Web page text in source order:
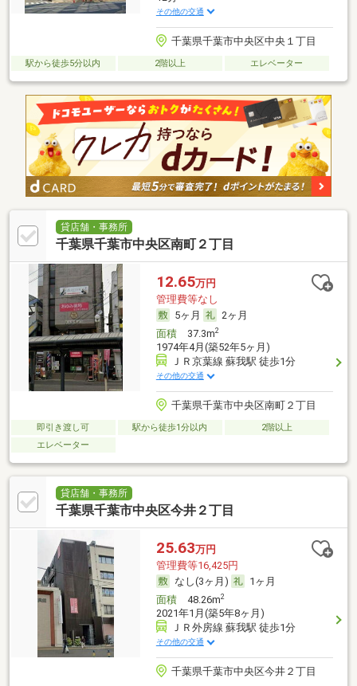
その他の交通
千葉県千葉市中央区中央１丁目
駅から徒歩5分以内 2階以上 エレベーター
貸店舗・事務所
千葉県千葉市中央区南町２丁目
12.65万円
管理費等なし
5ヶ月
2ヶ月
面積37.3m2
1974年4月(築52年5ヶ月)
ＪＲ京葉線 蘇我駅 徒歩1分
その他の交通
千葉県千葉市中央区南町２丁目
即引き渡し可 駅から徒歩1分以内
2階以上
エレベーター
貸店舗・事務所
千葉県千葉市中央区今井２丁目
25.63万円
管理費等16,425円
なし(3ヶ月)
1ヶ月
面積48.26m2
2021年1月(築5年8ヶ月)
ＪＲ外房線 蘇我駅 徒歩1分
その他の交通
千葉県千葉市中央区今井２丁目